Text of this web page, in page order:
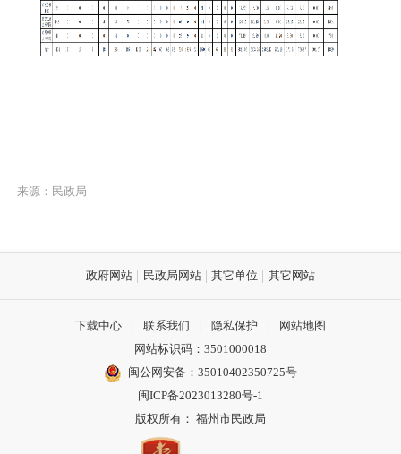
来源：民政局
政府网站 民政局网站 其它单位 其它网站
下载中心 | 联系我们 | 隐私保护 |
网站地图
网站标识码：3501000018
闽公网安备：35010402350725号
闽ICP备2023013280号-1
版权所有： 福州市民政局